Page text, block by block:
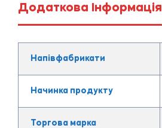
Додаткова Інформація
Напівфабрикати
Начинка продукту
Торгова марка